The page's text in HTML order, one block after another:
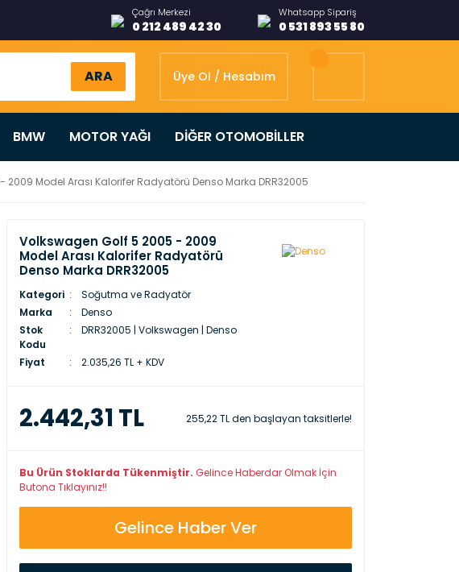
Çağrı Merkezi
0 212 489 42 30
Whatsapp Sipariş
0 531 893 55 80
ARA Üye Ol / Hesabım
BMW MOTOR YAĞI DİĞER OTOMOBİLLER
Model Arası Kalorifer Radyatörü Denso Marka DRR32005
Volkswagen Golf 5 2005 - 2009
Model Arası Kalorifer Radyatörü
Denso Marka DRR32005
Kategori
Soğutma ve Radyatör
Marka
Denso
Stok
Kodu
DRR32005 | Volkswagen | Denso
Fiyat 2.035,26 TL + KDV
2.442,31 TL 255,22 TL den başlayan taksitlerle!
Bu Ürün Stoklarda Tükenmiştir. Gelince Haberdar Olmak İçin
Butona Tıklayınız!!
Gelince Haber Ver